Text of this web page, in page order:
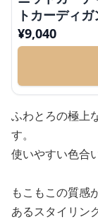
トカーディガ
¥9,040
ふわとろの極上
す。
使いやすい色合
もこもこの質感
あるスタイリン